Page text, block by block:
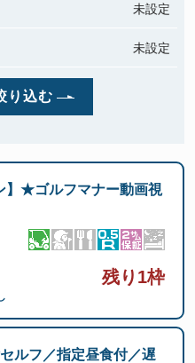
未設定
未設定
り込む
】★ゴルフマナー動画視
残り1枠
ルフ／指定昼食付／遅